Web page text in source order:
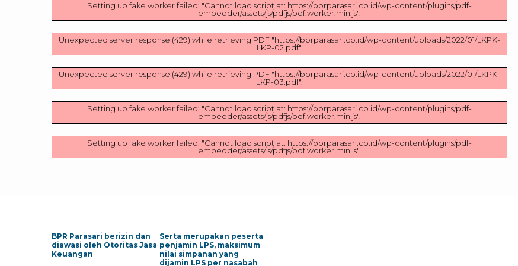
Setting up fake worker failed: "Cannot load script at: https://bprparasari.co.id/wp-content/plugins/pdf-
embedder/assets/js/pdfjs/pdf.worker.min.js".
Unexpected server response (429) while retrieving PDF "https://bprparasari.co.id/wp-content/uploads/2022/01/LKPK-
LKP-02.pdf".
Unexpected server response (429) while retrieving PDF "https://bprparasari.co.id/wp-content/uploads/2022/01/LKPK-
LKP-03.pdf".
Setting up fake worker failed: "Cannot load script at: https://bprparasari.co.id/wp-content/plugins/pdf-
embedder/assets/js/pdfjs/pdf.worker.min.js".
Setting up fake worker failed: "Cannot load script at: https://bprparasari.co.id/wp-content/plugins/pdf-
embedder/assets/js/pdfjs/pdf.worker.min.js".
BPR Parasari berizin dan
diawasi oleh Otoritas Jasa
Keuangan
Serta merupakan peserta
penjamin LPS, maksimum
nilai simpanan yang
dijamin LPS per nasabah